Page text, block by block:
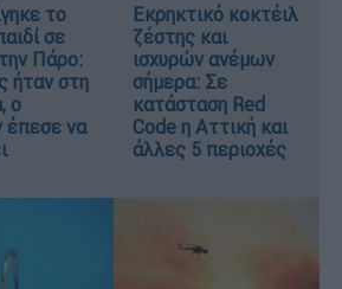
το
σε
Πάρο:
ήταν στη
ο
έπεσε να
Εκρηκτικό κοκτέιλ
ζέστης και
ισχυρών ανέμων
σήμερα: Σε
κατάσταση Red
Code η Αττική και
άλλες 5 περιοχές